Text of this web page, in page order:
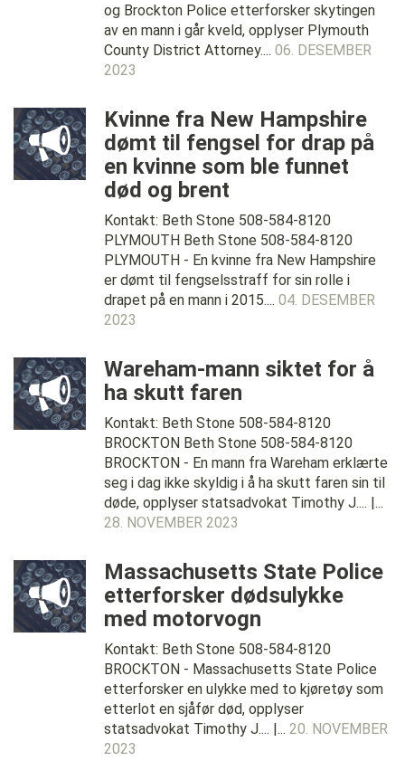
og Brockton Police etterforsker skytingen
av en mann i går kveld, opplyser Plymouth
County District Attorney.... 06. DESEMBER
2023
Kvinne fra New Hampshire
dømt til fengsel for drap på
en kvinne som ble funnet
død og brent
Kontakt: Beth Stone 508-584-8120
PLYMOUTH Beth Stone 508-584-8120
PLYMOUTH - En kvinne fra New Hampshire
er dømt til fengselsstraff for sin rolle i
drapet på en mann i 2015.... 04. DESEMBER
2023
Wareham-mann siktet for å
ha skutt faren
Kontakt: Beth Stone 508-584-8120
BROCKTON Beth Stone 508-584-8120
BROCKTON - En mann fra Wareham erklærte
seg i dag ikke skyldig i å ha skutt faren sin til
døde, opplyser statsadvokat Timothy J.... |...
28. NOVEMBER 2023
Massachusetts State Police
etterforsker dødsulykke
med motorvogn
Kontakt: Beth Stone 508-584-8120
BROCKTON - Massachusetts State Police
etterforsker en ulykke med to kjøretøy som
etterlot en sjåfør død, opplyser
statsadvokat Timothy J.... |... 20. NOVEMBER
2023